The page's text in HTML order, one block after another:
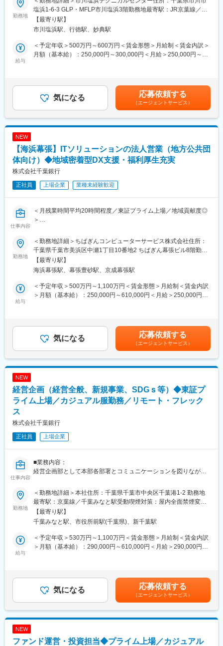
無理なくキャッチアップできています。
■配属先情報：
担当者としてご入社頂きますが将来はエリアマネージャー等のキ
■当ポジションの魅力と当社の事業について：
これまで運送会社は高額なトラックを自社で購入・所有する経営
が主流であり財務上でも負担となっていました。
弊社は大型トラック、トレーラー等を投資対象とした「トラック
ファンド(R)」および運送会社向けトラック・トレーラーのオペレ
ーティングリース「Ｒ.リース(R)」をメイン事業としております。
投資家の数も順調に推移。金融業界、運送業界からの評判も上々
です。
機器の価値を最大化し、安全かつ効率的に次の利用へつなげるた
めのオペレーション改善や品質向上にも携わっていただきます。
■この仕事の魅力：
・年間数万台規模のパソコンやIT機器の資産活用・再流通化に携
わることができる
・データ消去から売却まで一連のライフサイクルマネジメントを
・サーキュラーエコノミーやSDGs推進に貢献できる
・センター運営や業務改善、マネジメント業務にも挑戦できる
・故障・不具合機器の仕分けおよび修理手配
・再販対象機器の選定
・中古市場価格や需要動向を踏まえた売却方針の検討
・販売パートナーとの調整
・売却進捗や在庫管理
■当社の特徴：
グループにおいて、唯一、総合レンタル事業を展開しておりま
す。
・近年はサブスクリプションサービスの普及などを背景に「所有
しない」という選択肢が社会に浸透しつつあります。
当社は「時代を先取りし、付加価値の高いレンタルサービスを提
供することにより社会貢献する」を企業理念に掲げ、SMBCグル
ープのネットワークと総合レンタル会社としての専門性を活か
変更の範囲：会社の定める業務
勤務地
塩浜1-6-3 GLP・MFLP市川塩浜3階勤務地最寄駅：JR京葉線／市
川塩浜駅受動喫煙対策：敷地内喫煙可能場所あり変更の範囲：会
社の定める事業所（リモートワーク含む）
【最寄り駅】
市川塩浜駅、行徳駅、妙典駅
給与
＜予定年収＞500万円～600万円＜賃金形態＞月給制＜賃金内訳＞
月額（基本給）：250,000円～300,000円＜月給＞250,000円～
考を通じて上下する可能性があります。月給(月額)は固定手当を含
めた表記です。
気になる 応募依頼する
（エージェントサービス）
NEW
【海浜幕張】ITソリューションの法人営業（地方公共団
体向け）◆地域密着型DX支援・福利厚生充実
株式会社千葉銀行
正社員 上場企業 業種未経験歓迎
仕事内容
＜月残業時間平均20時間程度／東証プライム上場／地域貢献度◎
＞
千葉県、市町村等自治体、外郭諸団体に対する営業活動を担当頂
きます。
※株式会社千葉銀行雇用の元ちばぎんコンピューターサービス株式
会社へ出向となります。
■業務詳細：
上述のような国、県、市町村等自治体をはじめ、IT製品やソリュ
ーションニーズを持つお客さまへの提案営業を担い、課題解決に
既に当社のサービス・システムをご利用のお客さまに対し、関係
性を深めながら継続的なアプローチを行い、信頼を厚くしてい
く、いわゆる深耕営業を行っています。
ゼロベースでソリューションを生み出すことが可能です。
＜営業スタイルについて＞
※配属予定部署：公共営業グループ
■キャリアパス：
待遇面にしっかりと反映する人事考課が当社の特徴です。
■このポジションの魅力：
・仕事の魅力
お客様や関係各所との折衝により広範な営業スキル・ソリューシ
ョン知識が身に付く他、最新動向や業界知識等の専門性が身につ
きます。
また、身近な行政サービスのDX化を経験することで住民生活の質
東証プライム上場企業である千葉銀行のグループ会社ですので、
企業としての基盤が安定しているとともに、福利厚生・休日休暇
の体制なども親会社並みにしっかり整えています。仕事のやりが
事業内容：ソフトウェア開発サービス／コンピュータ機器販売・
勤務地
＜勤務地詳細＞ちばぎんコンピューターサービス株式会社住所：
千葉県千葉市美浜区中瀬1丁目10番地2 ちばぎん幕張ビル8階勤務
地最寄駅：JR京葉線／海浜幕張駅受動喫煙対策：屋内全面禁煙変
更の範囲：上記補足参照
【最寄り駅】
海浜幕張駅、幕張豊砂駅、京成幕張駅
給与
＜予定年収＞500万円～1,100万円＜賃金形態＞月給制＜賃金内訳
＞月額（基本給）：250,000円～610,000円＜月給＞250,000円～
金額であり、選考を通じて上下する可能性があります。月給(月額)
は固定手当を含めた表記です。
気になる 応募依頼する
（エージェントサービス）
NEW
経営企画（経営全般、新規事業、SDGｓ等）◆東証プ
ライム上場／カジュアル服勤務／リモート・フレック
ス
株式会社千葉銀行
正社員 上場企業
仕事内容
■業務内容：
経営企画部として本部各部署とコミュニケーションを図りなが
す。また、Excelや各種システムを活用し計画に対する実績管理・
分析のほか、こうした業務に関する経営会議等の会議資料作成も
ございます。
他部署と連携して進める業務も多く、慣れるまでは既存メンバー
の仕事のサポートを行っていくことで、徐々に業務に慣れていた
だきたいと考えています。
【募集背景】
特に、経営企画部では銀行の中枢組織として日々、グループ全体
に関わるダイナミックでスピード感のある企画・施策の検討など
を進めています。経営全般や、新事業、他行・異業種企業との連
務管理グループ8名／主計グループ9名／アライアンス推進室6名
勤務地
＜勤務地詳細＞本社住所：千葉県千葉市中央区千葉港1-2 勤務地
最寄駅：京葉線／千葉みなと駅受動喫煙対策：屋内全面禁煙変更
の範囲：上記補足参照
【最寄り駅】
千葉みなと駅、市役所前駅(千葉県)、新千葉駅
給与
＜予定年収＞530万円～1,100万円＜賃金形態＞月給制＜賃金内訳
＞月額（基本給）：290,000円～610,000円＜月給＞290,000円～
選考を通じて上下する可能性があります。月給(月額)は固定手当を
含めた表記です。
気になる 応募依頼する
（エージェントサービス）
NEW
ファンド運営・投資担当◆プライム上場／カジュアル